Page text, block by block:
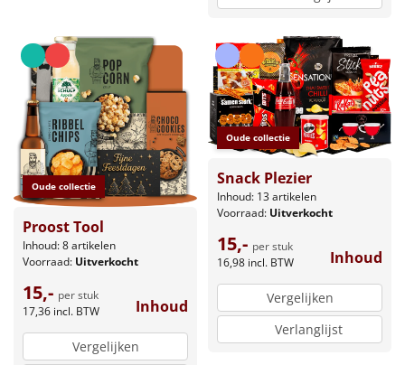
Oude collectie
Proost Tool
Inhoud: 8 artikelen
Voorraad: Uitverkocht
15,- per stuk
17,36 incl. BTW Inhoud
Vergelijken
Oude collectie
Snack Plezier
Inhoud: 13 artikelen
Voorraad: Uitverkocht
15,- per stuk
16,98 incl. BTW Inhoud
Vergelijken
Verlanglijst